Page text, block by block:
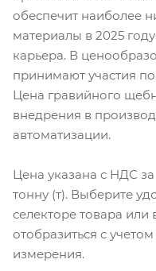
обеспечит наиболее
материалы в 2025
карьера. В
принимают участия
Цена гравийного
внедрения в
автоматизации.
Цена указана с НДС
тонну (т). Выберите
селекторе товара или
отобразиться с
измерения.